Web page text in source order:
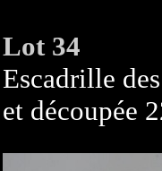
Lot 34
Escadrille
et découpée